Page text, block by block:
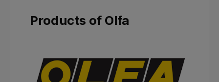
Products of Olfa